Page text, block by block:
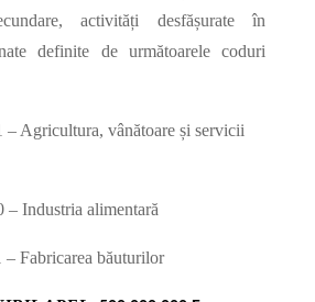
activități desfășurate în
definite de următoarele coduri
Agricultura, vânătoare și servicii
Industria alimentară
Fabricarea băuturilor